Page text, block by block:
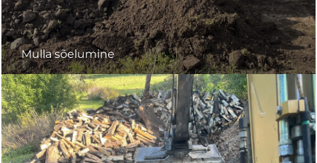
Mulla sõelumine